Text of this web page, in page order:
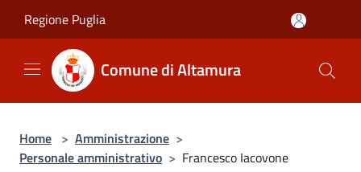
Regione Puglia
Comune di Altamura
Home > Amministrazione >
Personale amministrativo > Francesco Iacovone